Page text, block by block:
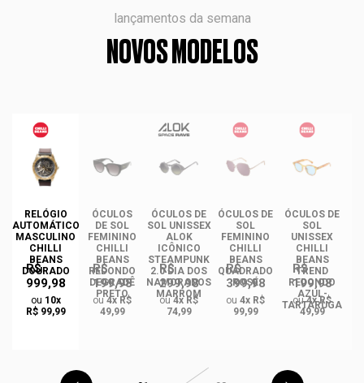
lançamentos da semana
NOVOS MODELOS
RELÓGIO
AUTOMÁTICO
MASCULINO
CHILLI
BEANS
DOURADO
R$
999,98
ou 10x
R$ 99,99
ÓCULOS
DE SOL
FEMININO
CHILLI
BEANS
REDONDO
DEGRADÊ
PRETO
R$
199,98
ou4x R$
49,99
ÓCULOS DE
SOL UNISSEX
ALOK
ICÔNICO
STEAMPUNK
2.0 DIA DOS
NAMORADOS
MARROM
R$
299,98
ou4x R$
74,99
ÓCULOS DE
SOL
FEMININO
CHILLI
BEANS
QUADRADO
ROSÉ
R$
399,98
ou 4x R$
99,99
ÓCULOS DE
SOL
UNISSEX
CHILLI
BEANS
TREND
REDONDO
AZUL-
TARTARUGA
R$
199,98
ou4x R$
49,99